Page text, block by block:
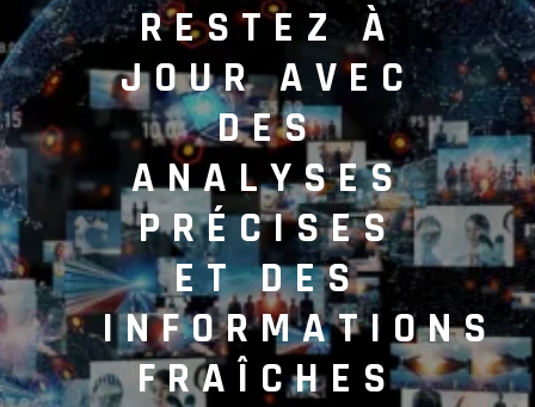
RESTEZ À
JOUR AVEC
DES
ANALYSES
PRÉCISES
ET DES
INFORMATIONS
FRAÎCHES